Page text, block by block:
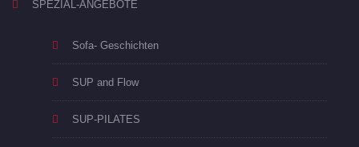
SPEZIAL-ANGEBOTE
Sofa- Geschichten
SUP and Flow
SUP-PILATES